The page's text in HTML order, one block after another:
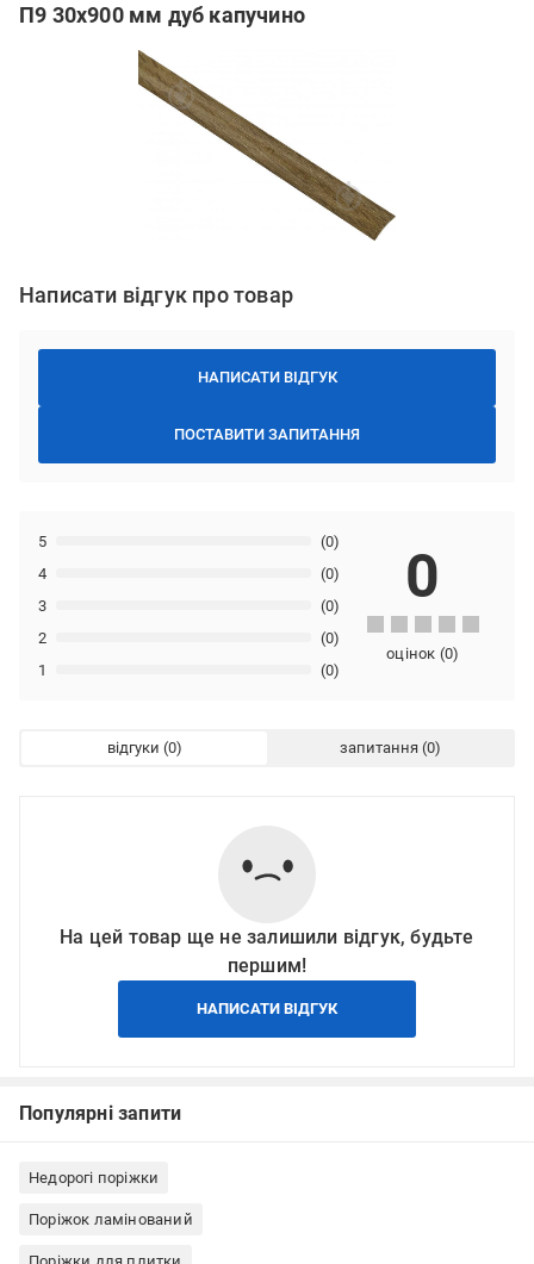
П9 30х900 мм дуб капучино
Написати відгук про товар
НАПИСАТИ ВІДГУК
ПОСТАВИТИ ЗАПИТАННЯ
1 (0)
2 (0)
3 (0)
4 (0)
5 (0)
0
оцінок (0)
відгуки запитання
На цей товар ще не залишили відгук, будьте
першим!
НАПИСАТИ ВІДГУК
Популярні запити
Недорогі поріжки
Поріжок ламінований